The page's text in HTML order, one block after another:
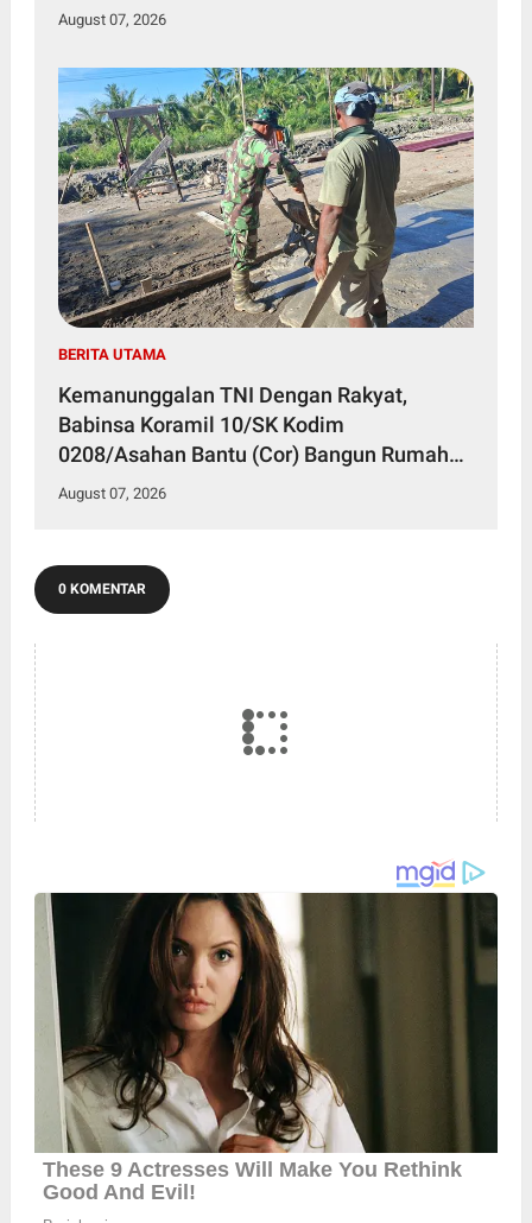
August 07, 2026
BERITA UTAMA
Kemanunggalan TNI Dengan Rakyat,
Babinsa Koramil 10/SK Kodim
0208/Asahan Bantu (Cor) Bangun Rumah
Warga
August 07, 2026
0 KOMENTAR